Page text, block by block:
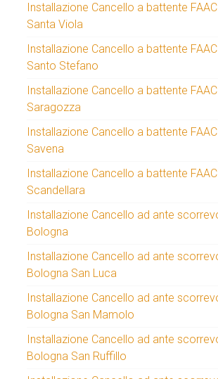
Installazione Cancello a battente
Santa Viola
Installazione Cancello a battente
Santo Stefano
Installazione Cancello a battente
Saragozza
Installazione Cancello a battente
Savena
Installazione Cancello a battente
Scandellara
Installazione Cancello ad ante
Bologna
Installazione Cancello ad ante
Bologna San Luca
Installazione Cancello ad ante
Bologna San Mamolo
Installazione Cancello ad ante
Bologna San Ruffillo